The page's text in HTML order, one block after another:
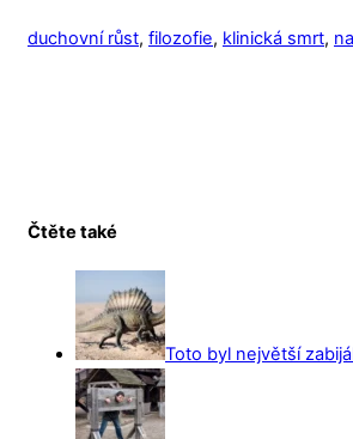
duchovní růst, filozofie, klinická smrt,
Čtěte také
Toto byl největší